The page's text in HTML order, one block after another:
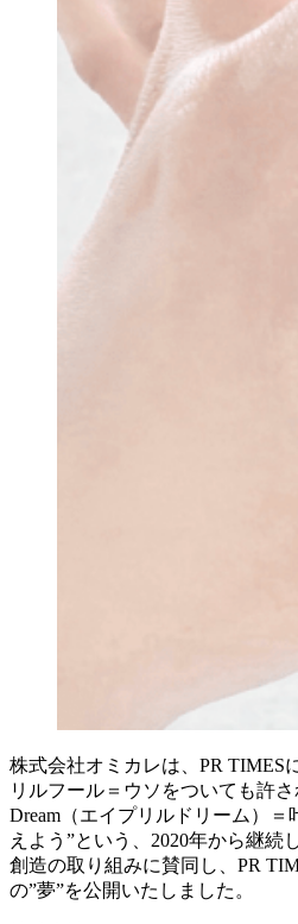
株式会社オミカレは、PR TIMES
リルフール＝ウソをついても許
Dream（エイプリルドリーム）
えよう”という、2020年から継続
創造の取り組みに賛同し、PR
の”夢”を公開いたしました。